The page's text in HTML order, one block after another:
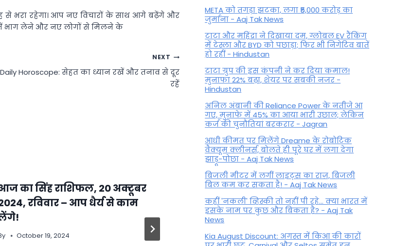
से भरा रहेगा। आप नए विचारों के साथ आगे बढ़ेंगे और
में भाग लेने और नए लोगों से मिलने के
NEXT
Daily Horoscope: सेहत का ध्यान रखें और तनाव से दूर
रहें
का सिंह राशिफल, 20 अक्टूबर
रविवार – आप धैर्य से काम
October 19, 2024
आज का वृश्चिक राशिफल, 07 नवंबर
2024, गुरुवार – आप दिन को
उल्लेखनीय धैर्य और दुस्साहस के
साथ स्वीकार करेंगे!
META को तगड़ा झटका, लगा ₹5,000 करोड़ का
जुर्माना - Aaj Tak News
टाटा और महिंद्रा ने दिखाया दम, ग्लोबल EV रैंकिंग
में टेस्ला और BYD को पछाड़ा; फिर भी निगेटिव बातें
हो रहीं - Hindustan
टाटा ग्रुप की इस कंपनी ने कर दिया कमाल!
मुनाफा 22% बढ़ा, शेयर पर सबकी नजर -
Hindustan
अनिल अंबानी की Reliance Power के नतीजे आ
गए, मुनाफे में 45% का आया भारी उछाल; लेकिन
कर्ज की चुनौतियां बरकरार - Jagran
आधी कीमत पर मिलेंगे Dreame के रोबोटिक
वैक्यूम क्लीनर्स, बोलते ही पूरे घर में लगा देगा
झाड़ू-पोछा - Aaj Tak News
बिजली मीटर में लगीं लाइट्स का राज़, बिजली
बिल कम कर सकता है! - Aaj Tak News
कहीं 'नकली' व्हिस्की तो नहीं पी रहे... क्या भारत में
इसके नाम पर कुछ और बिकता है? - Aaj Tak
News
Kia August Discount: अगस्त में किआ की कारों